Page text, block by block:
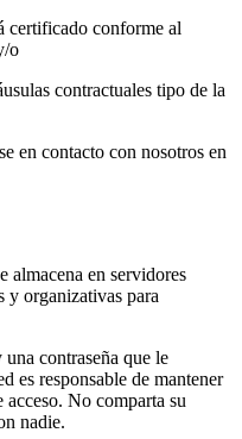
certificado conforme al
o
contractuales tipo de la
en contacto con nosotros en
almacena en servidores
y organizativas para
contraseña que le
es responsable de mantener
No comparta su
nadie.